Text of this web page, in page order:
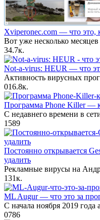
Xviperonec.com — что это,
Вот уже несколько
34.7к.
Not-a-virus: HEUR — что
Активность вирусных
016.8к.
Программа Phone Killer —
С недавнего времени в
1 589
Постоянно открывается
удалить
Рекламные вирусы на
131к.
ML Augur — что это за
С начала ноября 2019
0786